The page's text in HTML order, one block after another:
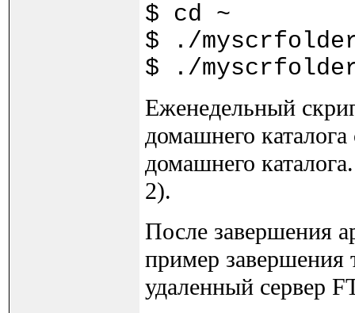
$ cd ~
$ ./
$ ./
Еженедельный
домашнего
домашнего
2).
После завершения
пример завершения
удаленный сервер